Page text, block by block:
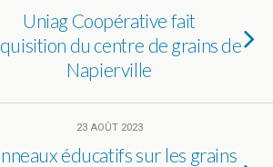
Uniag Coopérative fait
du centre de grains de
Napierville
23 AOÛT 2023
éducatifs sur les grains